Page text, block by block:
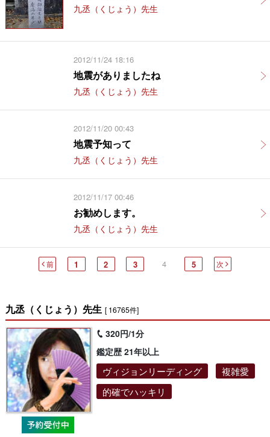
九丞（くじょう）先生
2012/11/24 18:16
地震がありましたね
九丞（くじょう）先生
2012/11/20 00:43
地震予知って
九丞（くじょう）先生
2012/11/17 00:46
お勧めします。
九丞（くじょう）先生
前 1 2 3 4 5 次
九丞（くじょう）先生 [ 16765件]
320円/1分
鑑定歴 21年以上
ヴィジョンリーディング
複雑愛
的確でハッキリ